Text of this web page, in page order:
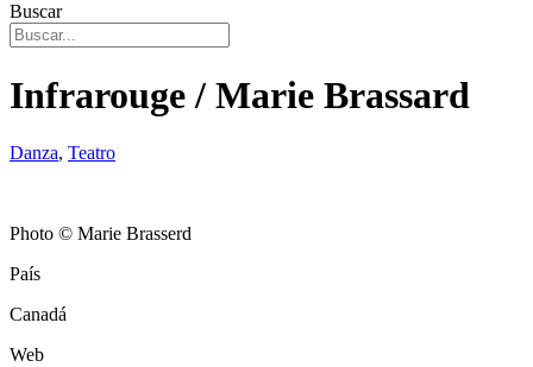
Buscar
Infrarouge / Marie Brassard
Danza, Teatro
Photo © Marie Brasserd
País
Canadá
Web